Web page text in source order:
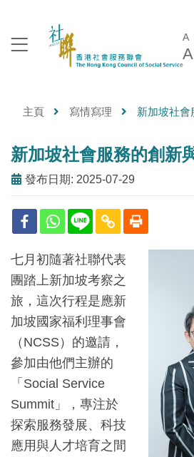
A
A
主頁 寫情寫理 新加坡社會
新加坡社會服務的創新
發布日期: 2025-07-29
七月初隨著社聯代表
團踏上新加坡考察之
旅，這次行程是應新
加坡國家福利理事會
（NCSS）的邀請，
參加由他們主辦的
「Social Service
Summit」，專注於
探索服務發展、科技
應用與人才培育之間